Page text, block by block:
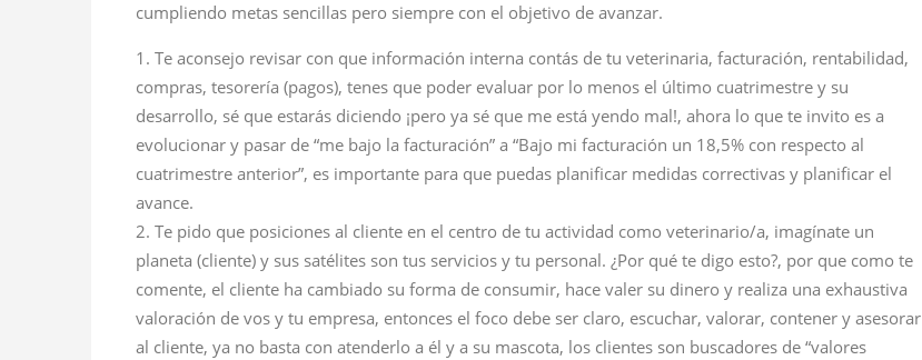
cumpliendo metas sencillas pero siempre con el objetivo de avanzar.
Te aconsejo revisar con que información interna contás de tu veterinaria, facturación, rentabilidad,
compras, tesorería (pagos), tenes que poder evaluar por lo menos el último cuatrimestre y su
desarrollo, sé que estarás diciendo ¡pero ya sé que me está yendo mal!, ahora lo que te invito es a
evolucionar y pasar de “me bajo la facturación” a “Bajo mi facturación un 18,5% con respecto al
cuatrimestre anterior”, es importante para que puedas planificar medidas correctivas y planificar el
avance.
Te pido que posiciones al cliente en el centro de tu actividad como veterinario/a, imagínate un
planeta (cliente) y sus satélites son tus servicios y tu personal. ¿Por qué te digo esto?, por que como te
comente, el cliente ha cambiado su forma de consumir, hace valer su dinero y realiza una exhaustiva
valoración de vos y tu empresa, entonces el foco debe ser claro, escuchar, valorar, contener y asesorar
al cliente, ya no basta con atenderlo a él y a su mascota, los clientes son buscadores de “valores